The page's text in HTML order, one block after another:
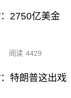
2750亿美金
阅读 4429
特朗普这出戏